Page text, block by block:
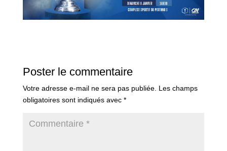
Poster le commentaire
Votre adresse e-mail ne sera pas publiée. Les champs
obligatoires sont indiqués avec *